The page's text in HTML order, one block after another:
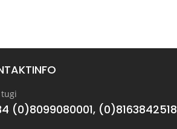
(0)8099080001, (0)8163842518